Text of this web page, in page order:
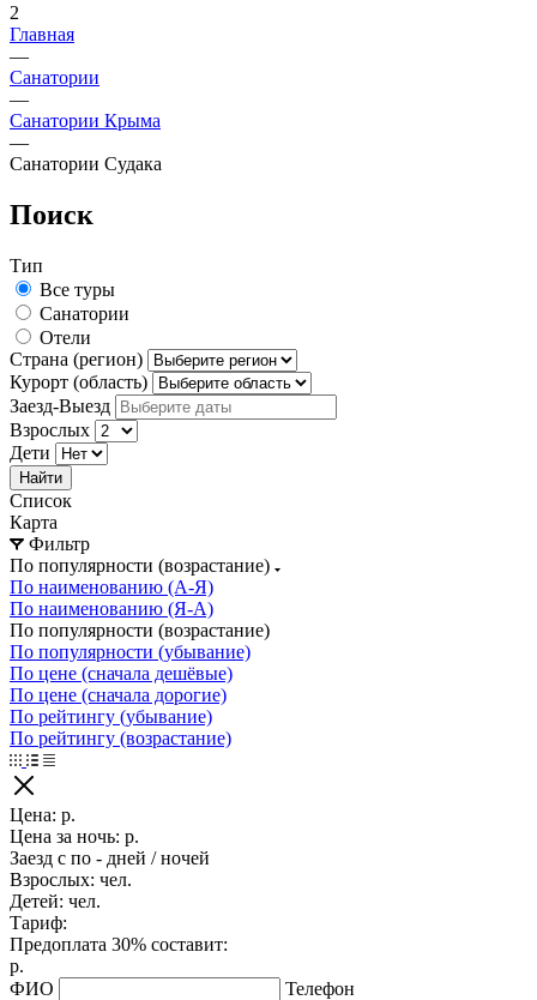
2
Главная
—
Санатории
—
Санатории Крыма
—
Санатории Судака
Поиск
Тип
Все туры
Санатории
Отели
Страна (регион)
Курорт (область)
Заезд-Выезд
Взрослых
Дети
Найти
Список
Карта
Фильтр
По популярности (возрастание)
По наименованию (А-Я)
По наименованию (Я-А)
По популярности (возрастание)
По популярности (убывание)
По цене (сначала дешёвые)
По цене (сначала дорогие)
По рейтингу (убывание)
По рейтингу (возрастание)
Цена: р.
Цена за ночь: р.
Заезд с по - дней /ночей
Взрослых: чел.
Детей: чел.
Тариф:
Предоплата 30% составит:
р.
ФИО
Телефон